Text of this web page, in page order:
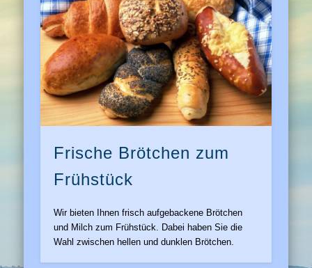
Frische Brötchen zum
Frühstück
Wir bieten Ihnen frisch aufgebackene Brötchen
und Milch zum Frühstück. Dabei haben Sie die
Wahl zwischen hellen und dunklen Brötchen.